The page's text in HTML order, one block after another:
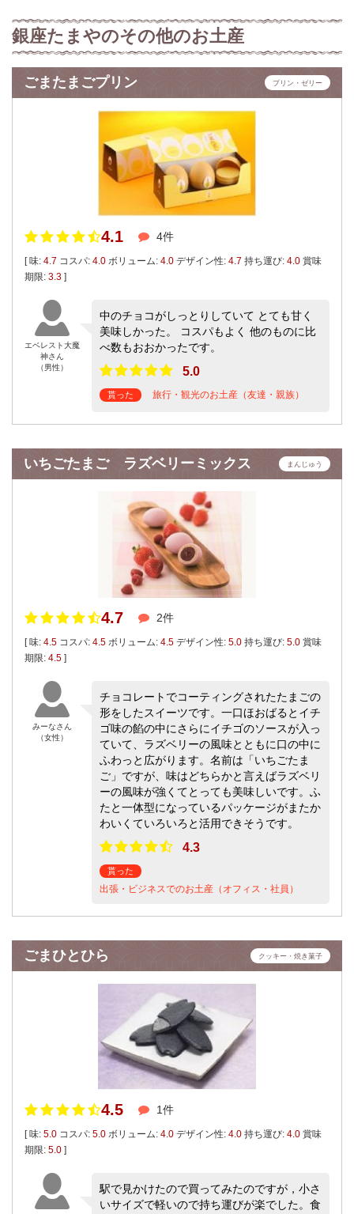
銀座たまやのその他のお土産
ごまたまごプリン プリン・ゼリー
4.1 4件
[ 味: 4.7 コスパ: 4.0 ボリューム: 4.0 デザイン性: 4.7 持ち運び: 4.0 賞味
期限: 3.3 ]
エベレスト大魔
神さん
（男性）
中のチョコがしっとりしていて とても甘く
美味しかった。 コスパもよく 他のものに比
べ数もおおかったです。
5.0
貰った 旅行・観光のお土産（友達・親族）
いちごたまご ラズベリーミックス まんじゅう
4.7 2件
[ 味: 4.5 コスパ: 4.5 ボリューム: 4.5 デザイン性: 5.0 持ち運び: 5.0 賞味
期限: 4.5 ]
みーなさん
（女性）
チョコレートでコーティングされたたまごの
形をしたスイーツです。一口ほおばるとイチ
ゴ味の餡の中にさらにイチゴのソースが入っ
ていて、ラズベリーの風味とともに口の中に
ふわっと広がります。名前は「いちごたま
ご」ですが、味はどちらかと言えばラズベリ
ーの風味が強くてとっても美味しいです。ふ
たと一体型になっているパッケージがまたか
わいくていろいろと活用できそうです。
4.3
貰った
出張・ビジネスでのお土産（オフィス・社員）
ごまひとひら クッキー・焼き菓子
4.5 1件
[ 味: 5.0 コスパ: 5.0 ボリューム: 4.0 デザイン性: 4.0 持ち運び: 4.0 賞味
期限: 5.0 ]
駅で見かけたので買ってみたのですが，小さ
いサイズで軽いので持ち運びが楽でした。食